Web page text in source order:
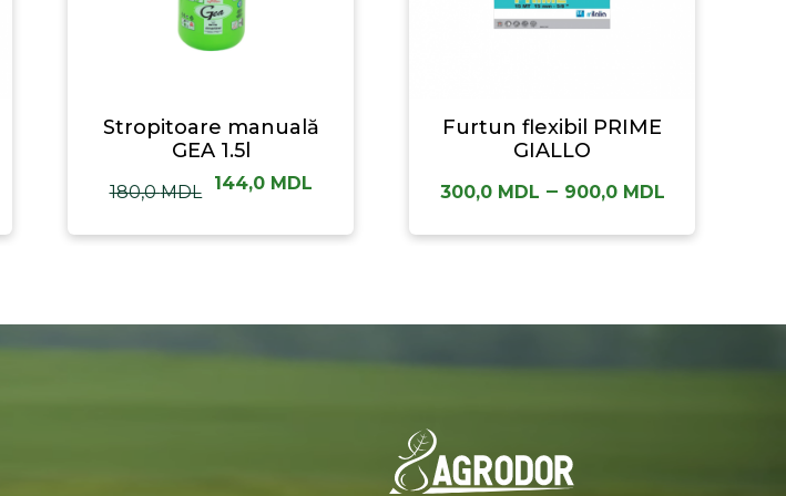
Stropitoare manuală
GEA 1.5l
180,0MDL 144,0 MDL
Furtun flexibil PRIME
GIALLO
300,0 MDL – 900,0 MDL